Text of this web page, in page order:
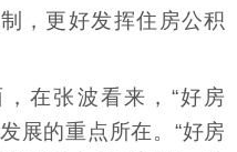
，更好发挥住房公积
在张波看来，“好房
展的重点所在。“好房